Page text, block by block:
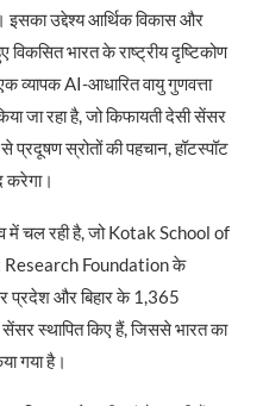
उद्देश्य आर्थिक विकास और
विकसित भारत के राष्ट्रीय दृष्टिकोण
व्यापक AI-आधारित वायु गुणवत्ता
जा रहा है, जो किफायती देसी सेंसर
प्रदूषण स्रोतों की पहचान, हॉटस्पॉट
करेगा।
में चल रही है, जो Kotak School of
Foundation के
प्रदेश और बिहार के 1,365
स्थापित किए हैं, जिससे भारत का
गया है।